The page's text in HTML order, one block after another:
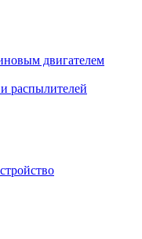
двигателем
распылителей